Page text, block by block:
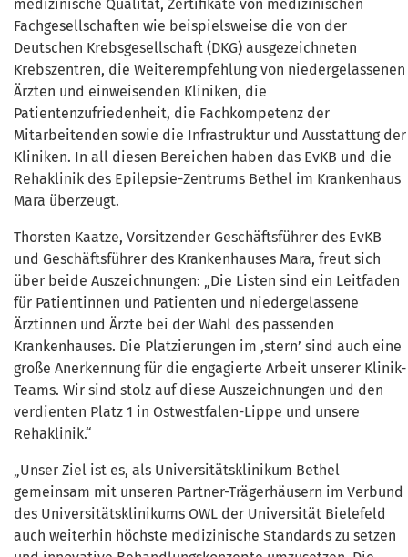
medizinische Qualität, Zertifikate von medizinischen
Fachgesellschaften wie beispielsweise die von der
Deutschen Krebsgesellschaft (DKG) ausgezeichneten
Krebszentren, die Weiterempfehlung von niedergelassenen
Ärzten und einweisenden Kliniken, die
Patientenzufriedenheit, die Fachkompetenz der
Mitarbeitenden sowie die Infrastruktur und Ausstattung der
Kliniken. In all diesen Bereichen haben das EvKB und die
Rehaklinik des Epilepsie-Zentrums Bethel im Krankenhaus
Mara überzeugt.
Thorsten Kaatze, Vorsitzender Geschäftsführer des EvKB
und Geschäftsführer des Krankenhauses Mara, freut sich
über beide Auszeichnungen: „Die Listen sind ein Leitfaden
für Patientinnen und Patienten und niedergelassene
Ärztinnen und Ärzte bei der Wahl des passenden
Krankenhauses. Die Platzierungen im ‚stern’ sind auch eine
große Anerkennung für die engagierte Arbeit unserer Klinik-
Teams. Wir sind stolz auf diese Auszeichnungen und den
verdienten Platz 1 in Ostwestfalen-Lippe und unsere
Rehaklinik.“
„Unser Ziel ist es, als Universitätsklinikum Bethel
gemeinsam mit unseren Partner-Trägerhäusern im Verbund
des Universitätsklinikums OWL der Universität Bielefeld
auch weiterhin höchste medizinische Standards zu setzen